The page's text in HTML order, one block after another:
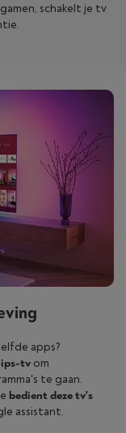
schakelt je tv
apps?
tv om
te gaan.
bedient deze tv's
assistant.